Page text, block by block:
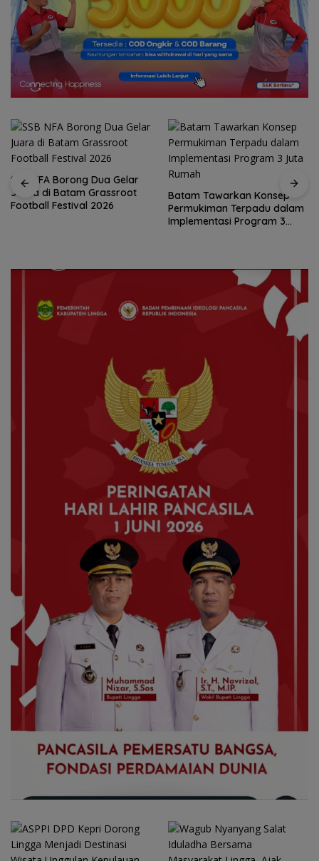
SSB NFA Borong Dua Gelar
Juara di Batam Grassroot
Football Festival 2026
Batam Tawarkan Konsep
Permukiman Terpadu dalam
Implementasi Program 3